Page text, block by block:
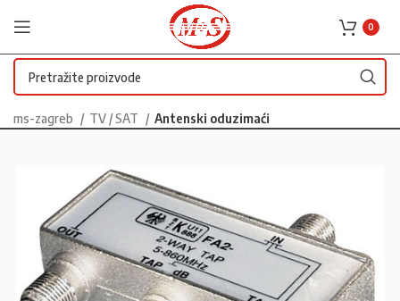
0
ms-zagreb TV / SAT Antenski oduzimaći